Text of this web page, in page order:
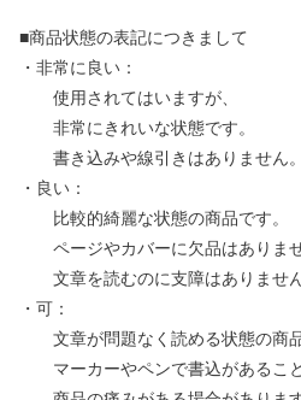
■商品状態の表記につきまして
・非常に良い：
使用されてはいますが、
非常にきれいな状態です。
書き込みや線引きはありません。
・良い：
比較的綺麗な状態の商品です。
ページやカバーに欠品はありませ
文章を読むのに支障はありません
・可：
文章が問題なく読める状態の商品
マーカーやペンで書込があること